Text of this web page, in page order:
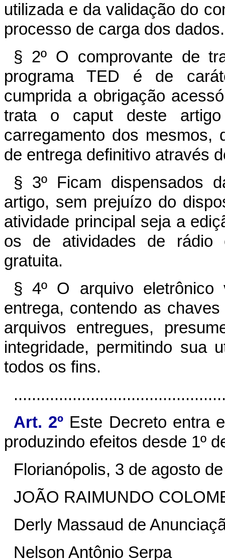
utilizada e da validação do
processo de carga dos dados.
§ 2º O comprovante de
programa TED é de
cumprida a obrigação
trata o caput deste
carregamento dos mesmos,
de entrega definitivo através
§ 3º Ficam dispensados
artigo, sem prejuízo do
atividade principal seja a
os de atividades de rádio
gratuita.
§ 4º O arquivo
entrega, contendo as
arquivos entregues,
integridade, permitindo sua
todos os fins.
Art. 2º Este Decreto entra
produzindo efeitos desde 1º
Florianópolis, 3 de agosto
JOÃO RAIMUNDO
Derly Massaud de
Nelson Antônio Serpa